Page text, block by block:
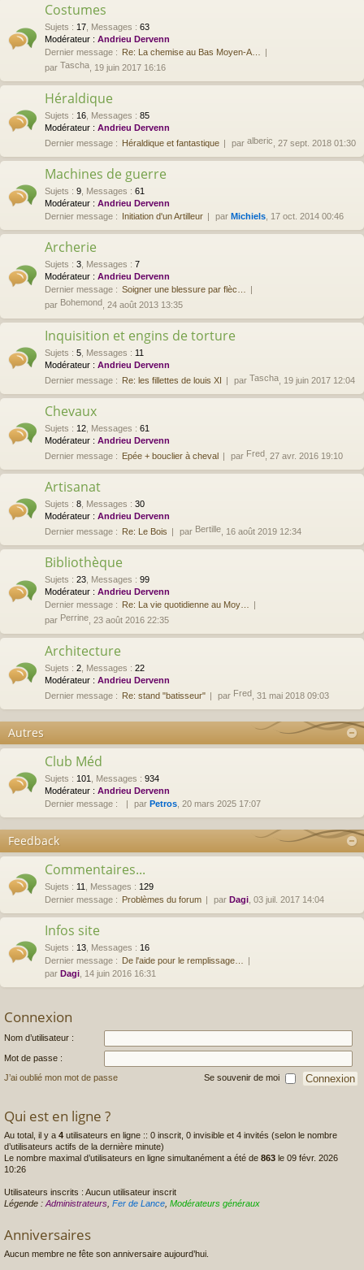
Costumes
Sujets : 17 Messages : 63
Modérateur : Andrieu Dervenn
Dernier message : Re: La chemise au Bas Moyen-A…
par Tascha , 19 juin 2017 16:16
Héraldique
Sujets : 16 Messages : 85
Modérateur : Andrieu Dervenn
Dernier message : Héraldique et fantastique par alberic , 27 sept. 2018 01:30
Machines de guerre
Sujets : 9 Messages : 61
Modérateur : Andrieu Dervenn
Dernier message : Initiation d'un Artilleur par Michiels , 17 oct. 2014 00:46
Archerie
Sujets : 3 Messages : 7
Modérateur : Andrieu Dervenn
Dernier message : Soigner une blessure par flèc…
par Bohemond , 24 août 2013 13:35
Inquisition et engins de torture
Sujets : 5 Messages : 11
Modérateur : Andrieu Dervenn
Dernier message : Re: les fillettes de louis XI par Tascha , 19 juin 2017 12:04
Chevaux
Sujets : 12 Messages : 61
Modérateur : Andrieu Dervenn
Dernier message : Epée + bouclier à cheval par Fred , 27 avr. 2016 19:10
Artisanat
Sujets : 8 Messages : 30
Modérateur : Andrieu Dervenn
Dernier message : Re: Le Bois par Bertille , 16 août 2019 12:34
Bibliothèque
Sujets : 23 Messages : 99
Modérateur : Andrieu Dervenn
Dernier message : Re: La vie quotidienne au Moy…
par Perrine , 23 août 2016 22:35
Architecture
Sujets : 2 Messages : 22
Modérateur : Andrieu Dervenn
Dernier message : Re: stand "batisseur" par Fred , 31 mai 2018 09:03
Autres
Club Méd
Sujets : 101 Messages : 934
Modérateur : Andrieu Dervenn
Dernier message :
par Petros , 20 mars 2025 17:07
Feedback
Commentaires...
Sujets : 11 Messages : 129
Dernier message : Problèmes du forum par Dagi , 03 juil. 2017 14:04
Infos site
Sujets : 13 Messages : 16
Dernier message : De l'aide pour le remplissage…
par Dagi , 14 juin 2016 16:31
Connexion
Nom d’utilisateur :
Mot de passe :
J’ai oublié mon mot de passe Se souvenir de moi
Qui est en ligne ?
Au total, il y a 4 utilisateurs en ligne :: 0 inscrit, 0 invisible et 4 invités (selon le nombre
d’utilisateurs actifs de la dernière minute)
Le nombre maximal d’utilisateurs en ligne simultanément a été de 863 le 09 févr. 2026
10:26
Utilisateurs inscrits : Aucun utilisateur inscrit
Légende : Administrateurs Fer de Lance Modérateurs généraux
Anniversaires
Aucun membre ne fête son anniversaire aujourd’hui.